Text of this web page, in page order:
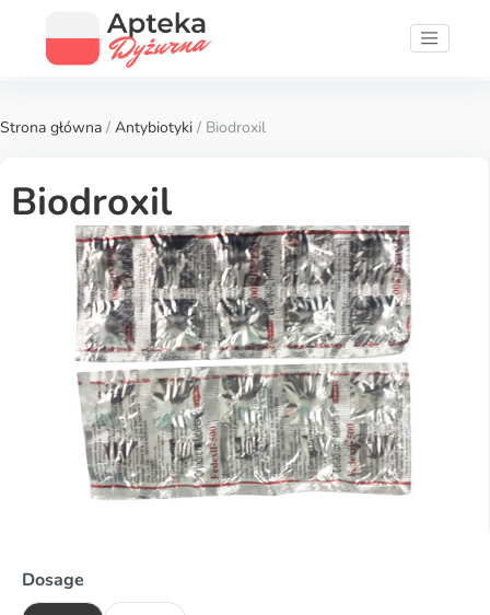
Strona główna / Antybiotyki / Biodroxil
Biodroxil
Dosage